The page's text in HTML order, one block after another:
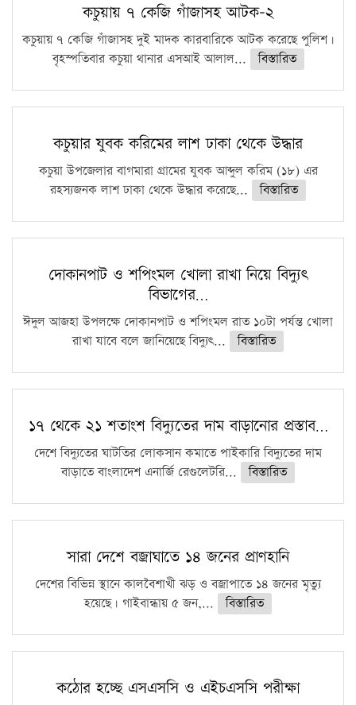
কচুয়ায় ৭ কেজি গাঁজাসহ আটক-২
কচুয়ায় ৭ কেজি গাঁজাসহ দুই মাদক কারবারিকে আটক করেছে পুলিশ।
বৃহস্পতিবার কচুয়া থানার এসআই আলাল...
বিস্তারিত
কচুয়ার যুবক করিমের লাশ ঢাকা থেকে উদ্ধার
কচুয়া উপজেলার বাগমারা গ্রামের যুবক আব্দুল করিম (১৮) এর
রহস্যজনক লাশ ঢাকা থেকে উদ্ধার করেছে...
বিস্তারিত
দোকানপাট ও শপিংমল খোলা রাখা নিয়ে বিদ্যুৎ
বিভাগের…
ঈদুল আজহা উপলক্ষে দোকানপাট ও শপিংমল রাত ১০টা পর্যন্ত খোলা
রাখা যাবে বলে জানিয়েছে বিদ্যুৎ...
বিস্তারিত
১৭ থেকে ২১ শতাংশ বিদ্যুতের দাম বাড়ানোর প্রস্তাব…
দেশে বিদ্যুতের ঘাটতির লোকসান কমাতে পাইকারি বিদ্যুতের দাম
বাড়াতে বাংলাদেশ এনার্জি রেগুলেটরি...
বিস্তারিত
সারা দেশে বজ্রাঘাতে ১৪ জনের প্রাণহানি
দেশের বিভিন্ন স্থানে কালবৈশাখী ঝড় ও বজ্রাপাতে ১৪ জনের মৃত্যু
হয়েছে। গাইবান্ধায় ৫ জন,...
বিস্তারিত
কঠোর হচ্ছে এসএসসি ও এইচএসসি পরীক্ষা